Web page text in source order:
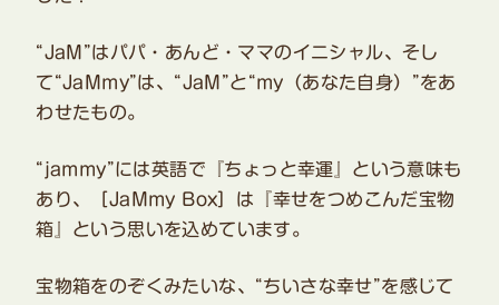
“JaM”はパパ・あんど・ママのイニシャル、そし
て“JaMmy”は、“JaM”と“my（あなた自身）”をあ
わせたもの。
“jammy”には英語で『ちょっと幸運』という意味も
あり、［JaMmy Box］は『幸せをつめこんだ宝物
箱』という思いを込めています。
宝物箱をのぞくみたいな、“ちいさな幸せ”を感じて